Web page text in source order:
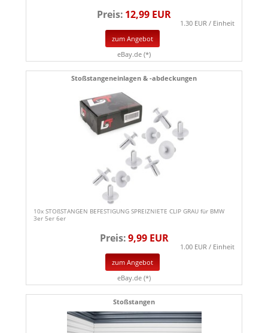
Preis: 12,99 EUR
1.30 EUR / Einheit
zum Angebot
eBay.de (*)
Stoßstangeneinlagen & -abdeckungen
10x STOßSTANGEN BEFESTIGUNG SPREIZNIETE CLIP GRAU für BMW
3er 5er 6er
Preis:9,99 EUR
1.00 EUR / Einheit
zum Angebot
eBay.de (*)
Stoßstangen